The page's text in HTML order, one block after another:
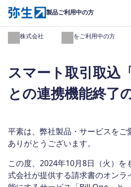
製品ご利用中の方
弥生株式会社 製品をご利用中の方
スマート取引取込
との連携機能終了
平素は、弊社製品・サービスをご
ありがとうございます。
この度、2024年10月8日（火）を
式会社が提供する請求書のオンラ